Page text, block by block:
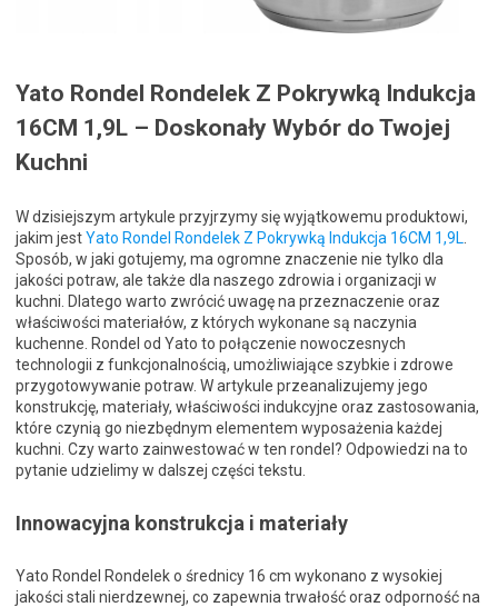
Yato Rondel Rondelek Z Pokrywką Indukcja
16CM 1,9L – Doskonały Wybór do Twojej
Kuchni
W dzisiejszym artykule przyjrzymy się wyjątkowemu produktowi,
jakim jestYato Rondel Rondelek Z Pokrywką Indukcja 16CM 1,9L
Sposób, w jaki gotujemy, ma ogromne znaczenie nie tylko dla
jakości potraw, ale także dla naszego zdrowia i organizacji w
kuchni. Dlatego warto zwrócić uwagę na przeznaczenie oraz
właściwości materiałów, z których wykonane są naczynia
kuchenne. Rondel od Yato to połączenie nowoczesnych
technologii z funkcjonalnością, umożliwiające szybkie i zdrowe
przygotowywanie potraw. W artykule przeanalizujemy jego
konstrukcję, materiały, właściwości indukcyjne oraz zastosowania,
które czynią go niezbędnym elementem wyposażenia każdej
kuchni. Czy warto zainwestować w ten rondel? Odpowiedzi na to
pytanie udzielimy w dalszej części tekstu.
Innowacyjna konstrukcja i materiały
Yato Rondel Rondelek o średnicy 16 cm wykonano z wysokiej
jakości stali nierdzewnej, co zapewnia trwałość oraz odporność na